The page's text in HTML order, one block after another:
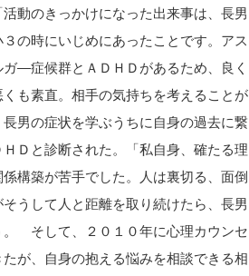
動のきっかけになった出来事は、長男
３の時にいじめにあったことです。アス
ガ―症候群とＡＤＨＤがあるため、良く
くも素直。相手の気持ちを考えることが
男の症状を学ぶうちに自身の過去に繋
Ｄと診断された。「私自身、確たる理
構築が苦手でした。人は裏切る、面倒
うして人と距離を取り続けたら、長男
。 そして、２０１０年に心理カウンセ
が、自身の抱える悩みを相談できる相